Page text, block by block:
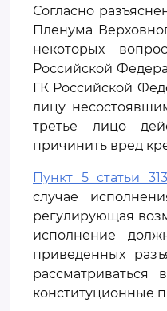
Согласно
Пленума
некоторых
Российской
ГК Российской
лицу
третье лицо
причинить вред
Пункт 5 статьи 313
случае
регулирующая
исполнение
приведенных
конституционные